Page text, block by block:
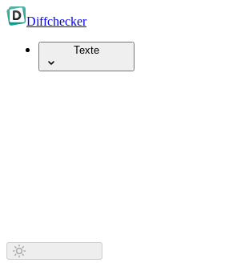
Diffchecker
Texte